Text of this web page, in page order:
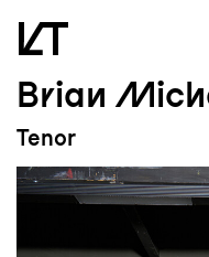
Zum Hauptinhalt
Zum Footer
Brian
Tenor